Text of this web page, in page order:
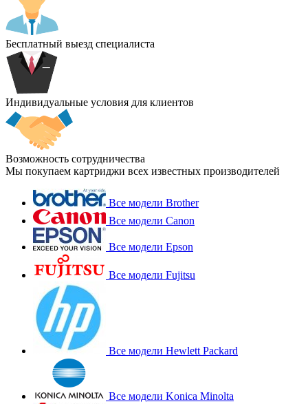
Бесплатный выезд специалиста
Индивидуальные условия для клиентов
Возможность сотрудничества
Мы покупаем картриджи всех известных производителей
Все модели Brother
Все модели Canon
Все модели Epson
Все модели Fujitsu
Все модели Hewlett Packard
Все модели Konica Minolta